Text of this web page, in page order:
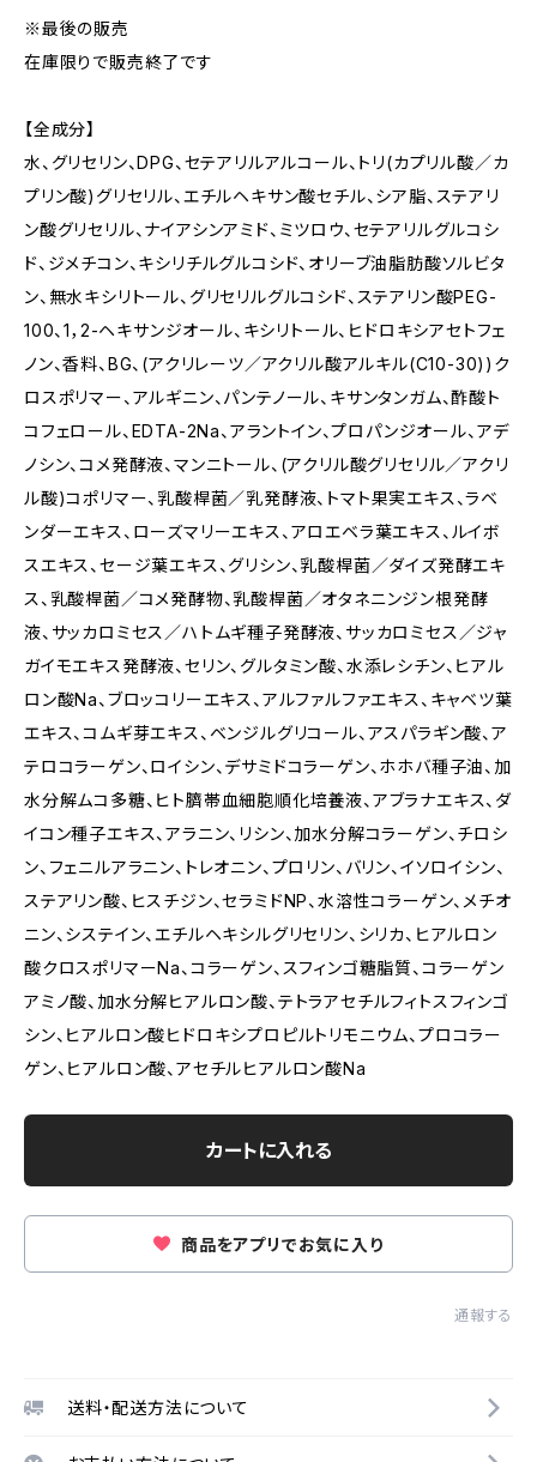
※最後の販売
在庫限りで販売終了です
【全成分】
水、グリセリン、DPG、セテアリルアルコール、トリ(カプリル酸／カ
プリン酸)グリセリル、エチルヘキサン酸セチル、シア脂、ステアリ
ン酸グリセリル、ナイアシンアミド、ミツロウ、セテアリルグルコシ
ド、ジメチコン、キシリチルグルコシド、オリーブ油脂肪酸ソルビタ
ン、無水キシリトール、グリセリルグルコシド、ステアリン酸PEG-
100、1，2-ヘキサンジオール、キシリトール、ヒドロキシアセトフェ
ノン、香料、BG、(アクリレーツ／アクリル酸アルキル(C10-30))ク
ロスポリマー、アルギニン、パンテノール、キサンタンガム、酢酸ト
コフェロール、EDTA-2Na、アラントイン、プロパンジオール、アデ
ノシン、コメ発酵液、マンニトール、(アクリル酸グリセリル／アクリ
ル酸)コポリマー、乳酸桿菌／乳発酵液、トマト果実エキス、ラベ
ンダーエキス、ローズマリーエキス、アロエベラ葉エキス、ルイボ
スエキス、セージ葉エキス、グリシン、乳酸桿菌／ダイズ発酵エキ
ス、乳酸桿菌／コメ発酵物、乳酸桿菌／オタネニンジン根発酵
液、サッカロミセス／ハトムギ種子発酵液、サッカロミセス／ジャ
ガイモエキス発酵液、セリン、グルタミン酸、水添レシチン、ヒアル
ロン酸Na、ブロッコリーエキス、アルファルファエキス、キャベツ葉
エキス、コムギ芽エキス、ベンジルグリコール、アスパラギン酸、ア
テロコラーゲン、ロイシン、デサミドコラーゲン、ホホバ種子油、加
水分解ムコ多糖、ヒト臍帯血細胞順化培養液、アブラナエキス、ダ
イコン種子エキス、アラニン、リシン、加水分解コラーゲン、チロシ
ン、フェニルアラニン、トレオニン、プロリン、バリン、イソロイシン、
ステアリン酸、ヒスチジン、セラミドNP、水溶性コラーゲン、メチオ
ニン、システイン、エチルヘキシルグリセリン、シリカ、ヒアルロン
酸クロスポリマーNa、コラーゲン、スフィンゴ糖脂質、コラーゲン
アミノ酸、加水分解ヒアルロン酸、テトラアセチルフィトスフィンゴ
シン、ヒアルロン酸ヒドロキシプロピルトリモニウム、プロコラー
ゲン、ヒアルロン酸、アセチルヒアルロン酸Na
カートに入れる
商品をアプリでお気に入り
通報する
送料・配送方法について